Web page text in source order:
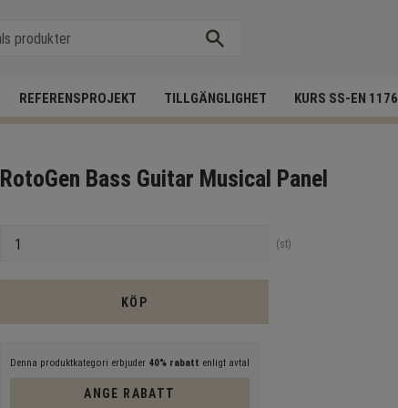
REFERENSPROJEKT TILLGÄNGLIGHET KURS SS-EN 1176
RotoGen Bass Guitar Musical Panel
st
KÖP
Denna produktkategori erbjuder 40% rabatt enligt avtal
ANGE RABATT